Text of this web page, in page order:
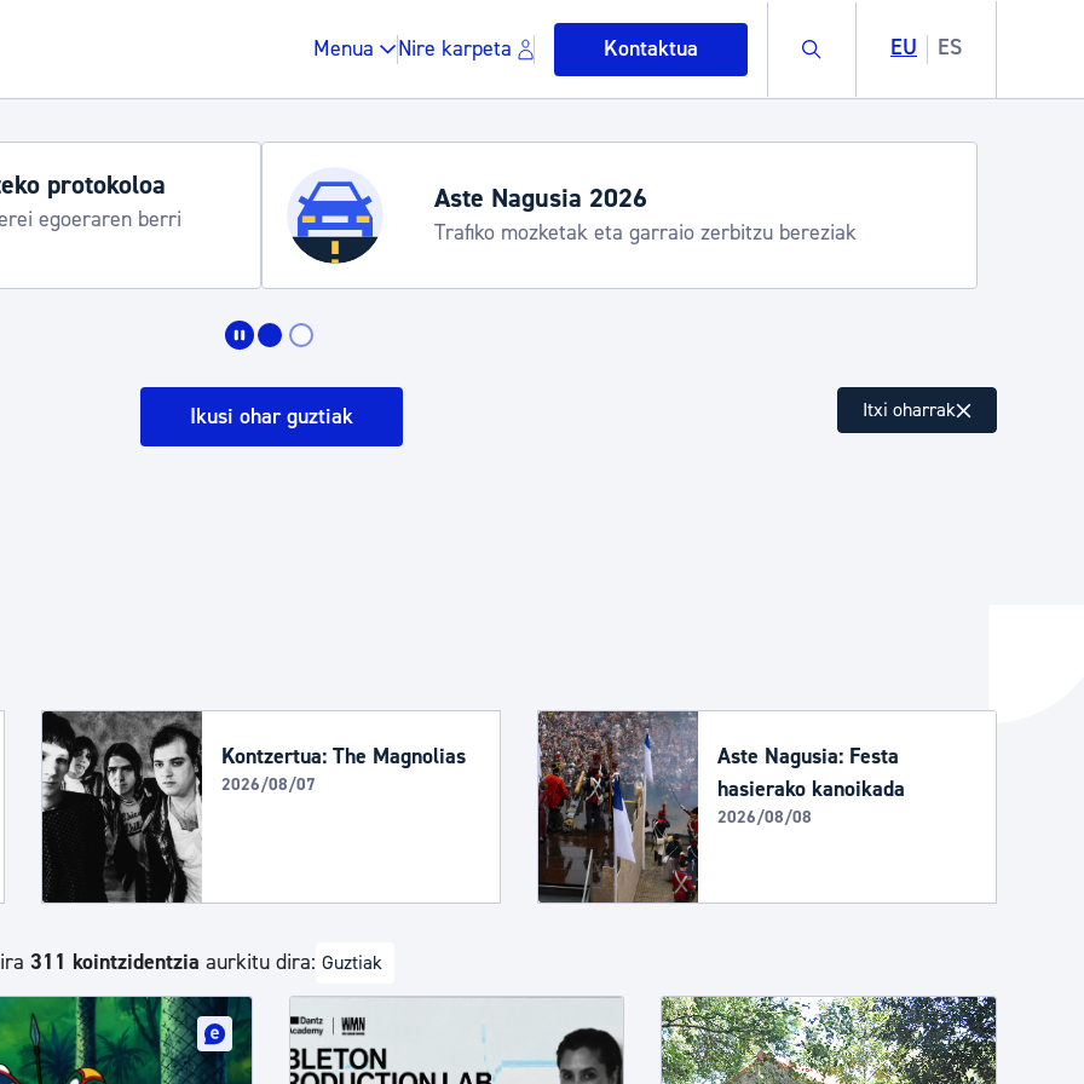
Menua Nire karpeta Kontaktua Buscar EU ES
Gune publikoa, hondakinak eta ingurumena
Berdintasuna, Giza Eskubideak eta bizikidetza
Udako ordutegiak eta zerbitzuak
Udalinfo, Donostia Kirola, Donostia Kultura, San Telmo,
Urgull, Hondalea, Turismoa
Ikusi ohar guztiak Itxi oharrak
Kontzertua: The Magnolias
2026/08/07
Aste Nagusia: Festa
hasierako kanoikada
2026/08/08
311 kointzidentzia aurkitu dira: Guztiak